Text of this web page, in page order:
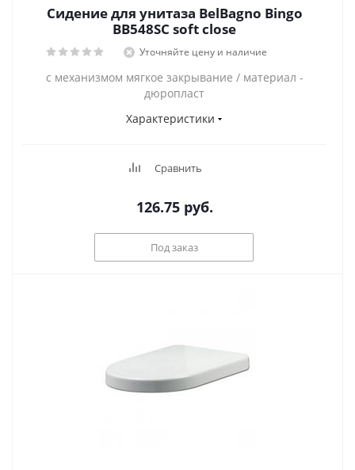
Сидение для унитаза BelBagno Bingo
BB548SC soft close
Уточняйте цену и наличие
с механизмом мягкое закрывание / материал -
дюропласт
Характеристики
Сравнить
126.75 руб.
Под заказ